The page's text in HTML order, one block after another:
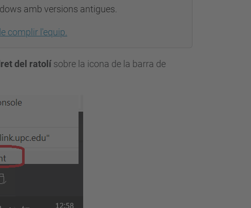
amb versions antigues.
complir l'equip.
del ratolí sobre la icona de la barra de